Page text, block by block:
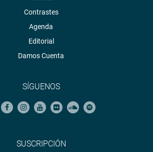
Contrastes
Agenda
Editorial
Damos Cuenta
SÍGUENOS
SUSCRIPCIÓN